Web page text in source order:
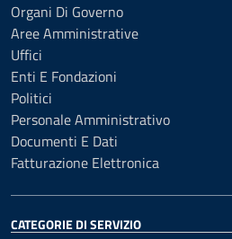
Organi Di Governo
Aree Amministrative
Uffici
Enti E Fondazioni
Politici
Personale Amministrativo
Documenti E Dati
Fatturazione Elettronica
CATEGORIE DI SERVIZIO